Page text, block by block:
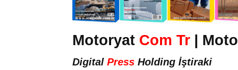
Motoryat Com Tr |
Digital Press Holding İştiraki